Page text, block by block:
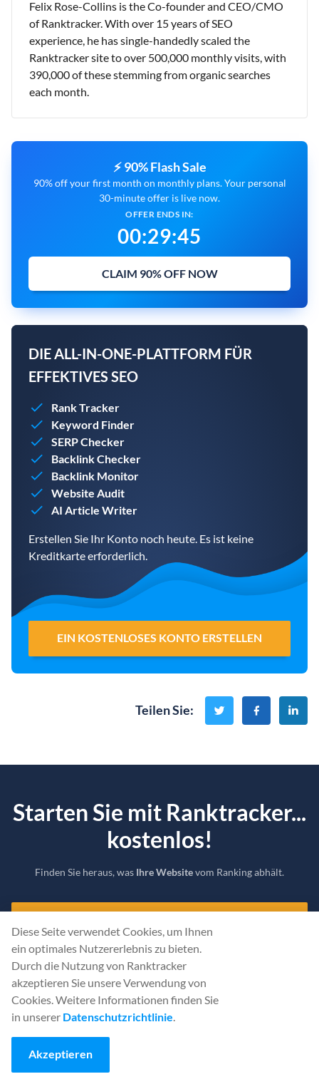
Felix Rose-Collins is the Co-founder and CEO/CMO
of Ranktracker. With over 15 years of SEO
experience, he has single-handedly scaled the
Ranktracker site to over 500,000 monthly visits, with
390,000 of these stemming from organic searches
each month.
⚡ 90% Flash Sale
90% off your first month on monthly plans. Your personal
30-minute offer is live now.
OFFER ENDS IN:
00:29:44
CLAIM 90% OFF NOW
DIE ALL-IN-ONE-PLATTFORM FÜR
EFFEKTIVES SEO
Rank Tracker
Keyword Finder
SERP Checker
Backlink Checker
Backlink Monitor
Website Audit
AI Article Writer
Erstellen Sie Ihr Konto noch heute. Es ist keine
Kreditkarte erforderlich.
EIN KOSTENLOSES KONTO ERSTELLEN
Teilen Sie:
Starten Sie mit Ranktracker...
kostenlos!
Finden Sie heraus, was Ihre Websitevom Ranking abhält.
Odermelden Sie sichmit Ihren Anmeldedaten
Diese Seite verwendet Cookies, um Ihnen
ein optimales Nutzererlebnis zu bieten.
Durch die Nutzung von Ranktracker
akzeptieren Sie unsere Verwendung von
Cookies. Weitere Informationen finden Sie
in unserer Datenschutzrichtlinie.
Akzeptieren